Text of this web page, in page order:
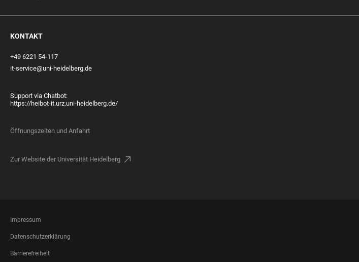
KONTAKT
+49 6221 54-117
it-service@uni-heidelberg.de
Support via Chatbot:
https://heibot-it.urz.uni-heidelberg.de/
Öffnungszeiten und Anfahrt
Zur Website der Universität Heidelberg
FOOTER
LEGAL
Impressum
Datenschutzerklärung
Barrierefreiheit